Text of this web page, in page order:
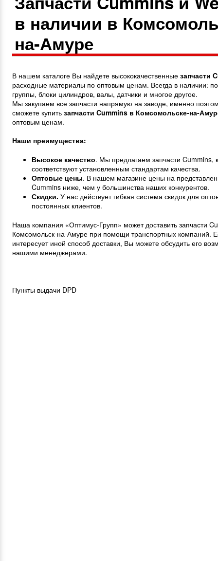
в наличии в
на-Амуре
В нашем каталоге Вы найдете высококачественные запчасти
расходные материалы по оптовым ценам. Всегда в наличии:
группы, блоки цилиндров, валы, датчики и многое другое.
Мы закупаем все запчасти напрямую на заводе, именно
сможете купить запчасти Cummins в Комсомольске-на-
оптовым ценам.
Наши преимущества:
Высокое качество. Мы предлагаем запчасти Cummins,
соответствуют установленным стандартам качества.
Оптовые цены. В нашем магазине цены на
Cummins ниже, чем у большинства наших конкурентов.
Скидки. У нас действует гибкая система скидок для
постоянных клиентов.
Наша компания «Оптимус-Групп» может доставить запчасти
Комсомольск-на-Амуре при помощи транспортных компаний.
интересует иной способ доставки, Вы можете обсудить его
нашими менеджерами.
Пункты выдачи DPD